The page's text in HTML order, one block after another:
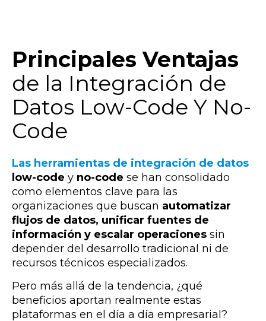
Principales Ventajas
de la Integración de
Datos Low-Code Y No-
Code
Las herramientas de integración de datos
low-code y no-code se han consolidado
como elementos clave para las
organizaciones que buscan automatizar
flujos de datos, unificar fuentes de
información y escalar operaciones sin
depender del desarrollo tradicional ni de
recursos técnicos especializados.
Pero más allá de la tendencia, ¿qué
beneficios aportan realmente estas
plataformas en el día a día empresarial?